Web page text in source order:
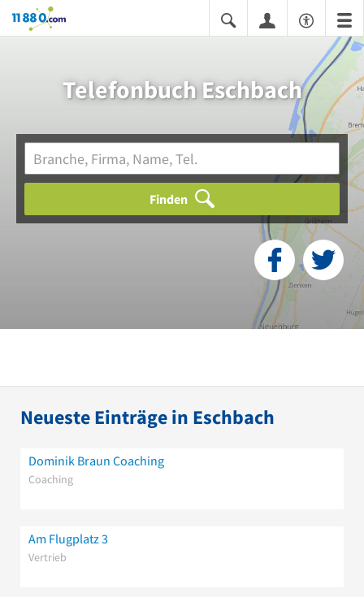
11880.com
Telefonbuch Eschbach
Finden
Neueste Einträge in Eschbach
Dominik Braun Coaching
Coaching
Am Flugplatz 3
Vertrieb